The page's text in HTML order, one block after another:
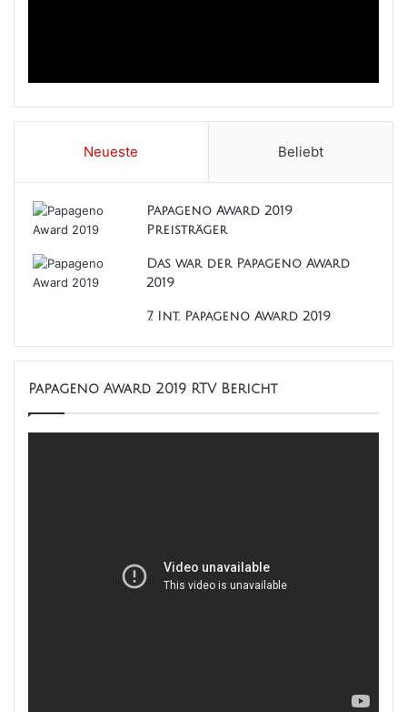
Neueste Beliebt
Papageno Award 2019
Preisträger
Das war der Papageno Award
2019
7. Int. Papageno Award 2019
Papageno Award 2019 RTV Bericht